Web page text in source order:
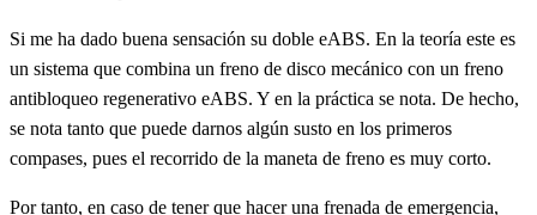
Si me ha dado buena sensación su doble eABS. En la teoría este es
un sistema que combina un freno de disco mecánico con un freno
antibloqueo regenerativo eABS. Y en la práctica se nota. De hecho,
se nota tanto que puede darnos algún susto en los primeros
compases, pues el recorrido de la maneta de freno es muy corto.
Por tanto, en caso de tener que hacer una frenada de emergencia,